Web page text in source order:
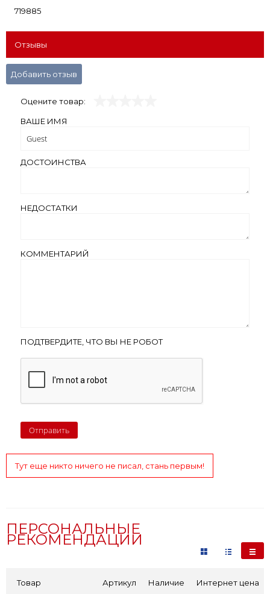
719885
Отзывы
Добавить отзыв
Оцените товар:
ВАШЕ ИМЯ
ДОСТОИНСТВА
НЕДОСТАТКИ
КОММЕНТАРИЙ
ПОДТВЕРДИТЕ, ЧТО ВЫ НЕ РОБОТ
Тут еще никто ничего не писал, стань первым!
ПЕРСОНАЛЬНЫЕ
РЕКОМЕНДАЦИИ
Товар Артикул Наличие Интернет цена